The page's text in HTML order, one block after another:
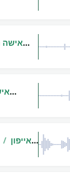
אישה
אייפון /